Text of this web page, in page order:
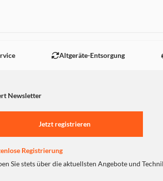
Altgeräte-Entsorgung
Newsletter
Jetzt registrieren
Registrierung
Sie stets über die aktuellsten Angebote und